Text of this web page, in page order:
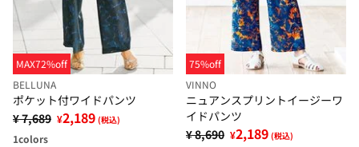
MAX72%off
BELLUNA
ポケット付ワイドパンツ
¥ 7,689 ¥2,189 (税込)
1colors
75%off
VINNO
ニュアンスプリントイージーワ
イドパンツ
¥ 8,690 ¥2,189 (税込)